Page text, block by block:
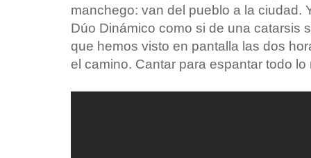
manchego: van del pueblo a la ciudad.
Dúo Dinámico como si de una catarsis
que hemos visto en pantalla las dos
el camino. Cantar para espantar todo lo